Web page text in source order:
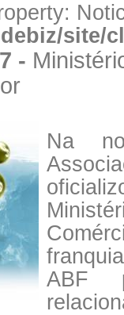
site/
-
Na
ABF